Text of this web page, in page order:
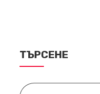
ТЪРСЕНЕ